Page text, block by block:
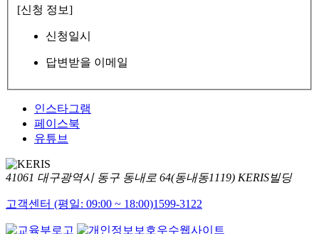
[신청 정보]
신청일시
답변받을 이메일
인스타그램
페이스북
유튜브
41061 대구광역시 동구 동내로 64(동내동1119) KERIS빌딩
고객센터 (평일: 09:00 ~ 18:00)1599-3122